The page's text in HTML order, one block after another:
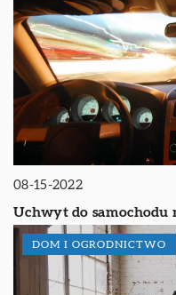
08-15-2022
Uchwyt do samochodu
DOM I OGRODNICTWO